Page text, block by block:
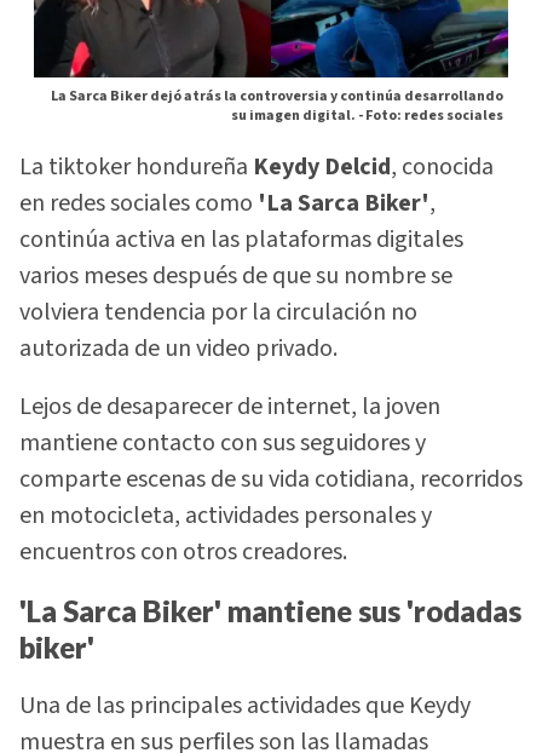
La Sarca Biker dejó atrás la controversia y continúa desarrollando
su imagen digital. -Foto: redes sociales
La tiktoker hondureña Keydy Delcid, conocida
en redes sociales como 'La Sarca Biker',
continúa activa en las plataformas digitales
varios meses después de que su nombre se
volviera tendencia por la circulación no
autorizada de un video privado.
Lejos de desaparecer de internet, la joven
mantiene contacto con sus seguidores y
comparte escenas de su vida cotidiana, recorridos
en motocicleta, actividades personales y
encuentros con otros creadores.
'La Sarca Biker' mantiene sus 'rodadas
biker'
Una de las principales actividades que Keydy
muestra en sus perfiles son las llamadas